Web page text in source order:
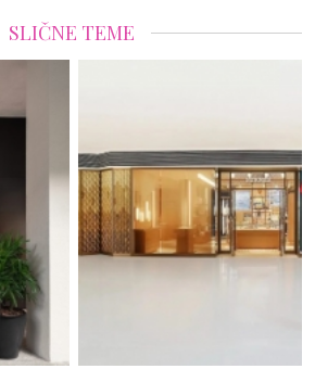
SLIČNE TEME